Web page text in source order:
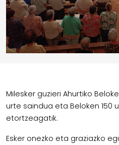
Milesker guzieri Ahurtiko
urte saindua eta Beloken 150
etortzeagatik.
Esker onezko eta graziazko